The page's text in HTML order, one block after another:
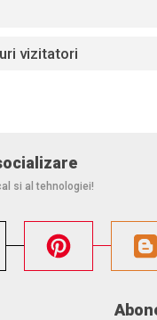
vizitatori
si al tehnologiei!